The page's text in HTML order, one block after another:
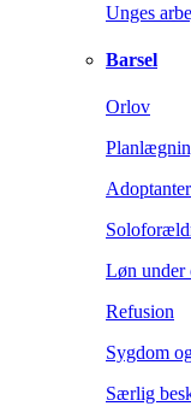
Unges
Barsel
Orlov
Adoptanter
Løn under
Refusion
Sygdom
Særlig